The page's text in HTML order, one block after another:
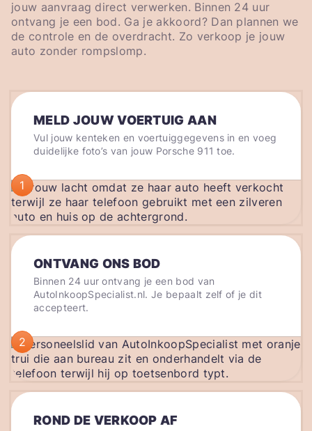
jouw aanvraag direct verwerken. Binnen 24 uur
ontvang je een bod. Ga je akkoord? Dan plannen we
de controle en de overdracht. Zo verkoop je jouw
auto zonder rompslomp.
MELD JOUW VOERTUIG AAN
Vul jouw kenteken en voertuiggegevens in en voeg
duidelijke foto’s van jouw Porsche 911 toe.
1
ONTVANG ONS BOD
Binnen 24 uur ontvang je een bod van
AutoInkoopSpecialist.nl. Je bepaalt zelf of je dit
accepteert.
2
ROND DE VERKOOP AF